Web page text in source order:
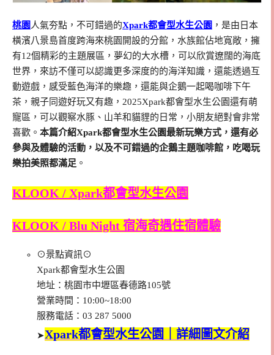
桃園 人氣夯點，不可錯過的Xpark都會型水生公園 ，是由日本
橫濱八景島首度跨海來桃園開設的分館，水族館佔地寬敞，擁
有12個精彩的主題展區，夢幻的大水槽，可以欣賞遼闊的海底
世界，來訪不僅可以認識更多深度的的海洋知識，還能透過互
動遊戲，感受藍色海洋的樂趣，還能與企鵝一起喝咖啡下午
茶，親子同遊好玩又有趣，2025Xpark都會型水生公園還有萌
寵區，可以觀察水豚、山羊和貓貍的日常，小朋友絕對會非常
喜歡。 本篇介紹Xpark都會型水生公園最新玩樂方式，還有必
參與及體驗的活動，以及不可錯過的企鵝主題咖啡館，吃喝玩
樂拍美照都滿足 。
KLOOK / Xpark都會型水生公園
KLOOK / Blu Night 宿海奇遇住宿體驗
⊙景點資訊⊙
Xpark都會型水生公園
地址：桃園市中壢區春德路105號
營業時間：10:00~18:00
服務電話：03 287 5000
➤Xpark都會型水生公園｜詳細圖文介紹